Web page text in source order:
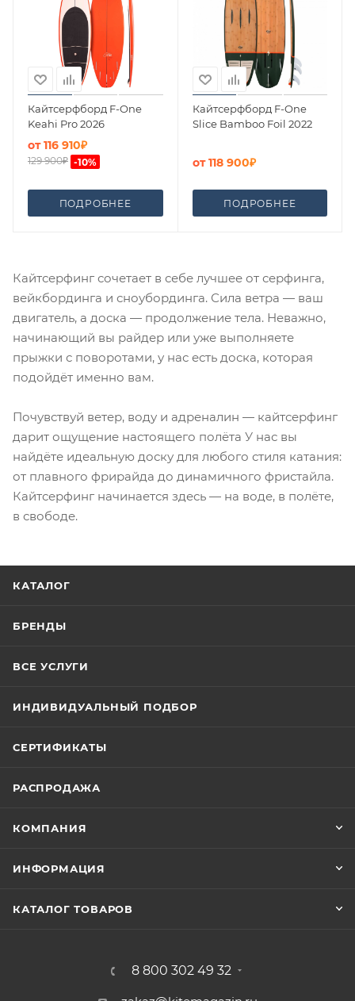
Кайтсерфборд F-One
Keahi Pro 2026
от116 910₽
129 900₽ -10%
ПОДРОБНЕЕ
Кайтсерфборд F-One
Slice Bamboo Foil 2022
от118 900₽
ПОДРОБНЕЕ
Кайтсерфинг сочетает в себе лучшее от серфинга,
вейкбординга и сноубординга. Сила ветра — ваш
двигатель, а доска — продолжение тела. Неважно,
начинающий вы райдер или уже выполняете
прыжки с поворотами, у нас есть доска, которая
подойдёт именно вам.
Почувствуй ветер, воду и адреналин — кайтсерфинг
дарит ощущение настоящего полёта У нас вы
найдёте идеальную доску для любого стиля катания:
от плавного фрирайда до динамичного фристайла.
Кайтсерфинг начинается здесь — на воде, в полёте,
в свободе.
КАТАЛОГ
БРЕНДЫ
ВСЕ УСЛУГИ
ИНДИВИДУАЛЬНЫЙ ПОДБОР
СЕРТИФИКАТЫ
РАСПРОДАЖА
КОМПАНИЯ
ИНФОРМАЦИЯ
КАТАЛОГ ТОВАРОВ
8 800 302 49 32